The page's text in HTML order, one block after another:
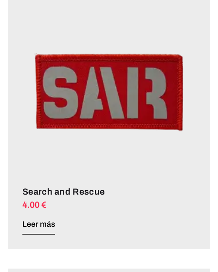
Search and Rescue
4.00 €
Leer más